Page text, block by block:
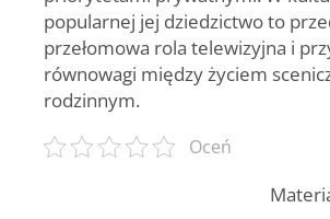
popularnej jej dziedzictwo to
przełomowa rola telewizyjna i
równowagi między życiem
rodzinnym.
Oceń